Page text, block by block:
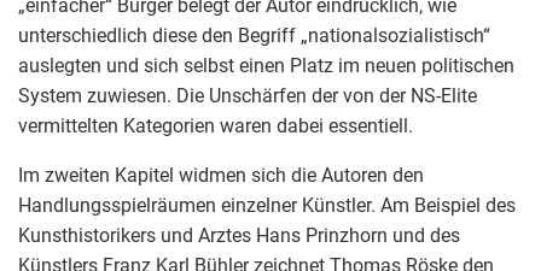
„einfacher“ Bürger belegt der Autor eindrücklich, wie
unterschiedlich diese den Begriff „nationalsozialistisch“
auslegten und sich selbst einen Platz im neuen politischen
System zuwiesen. Die Unschärfen der von der NS-Elite
vermittelten Kategorien waren dabei essentiell.
Im zweiten Kapitel widmen sich die Autoren den
Handlungsspielräumen einzelner Künstler. Am Beispiel des
Kunsthistorikers und Arztes Hans Prinzhorn und des
Künstlers Franz Karl Bühler zeichnet Thomas Röske den